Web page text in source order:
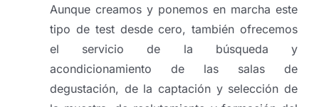
Aunque creamos y ponemos en marcha este
tipo de test desde cero, también ofrecemos
el servicio de la búsqueda y
acondicionamiento de las salas de
degustación, de la captación y selección de